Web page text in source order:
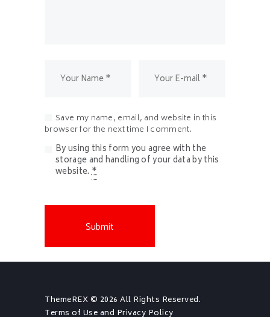
Save my name, email, and website in this
browser for the next time I comment.
By using this form you agree with the
storage and handling of your data by this
website.*
ThemeREX© 2026 All Rights Reserved.
Terms of Useand Privacy Policy